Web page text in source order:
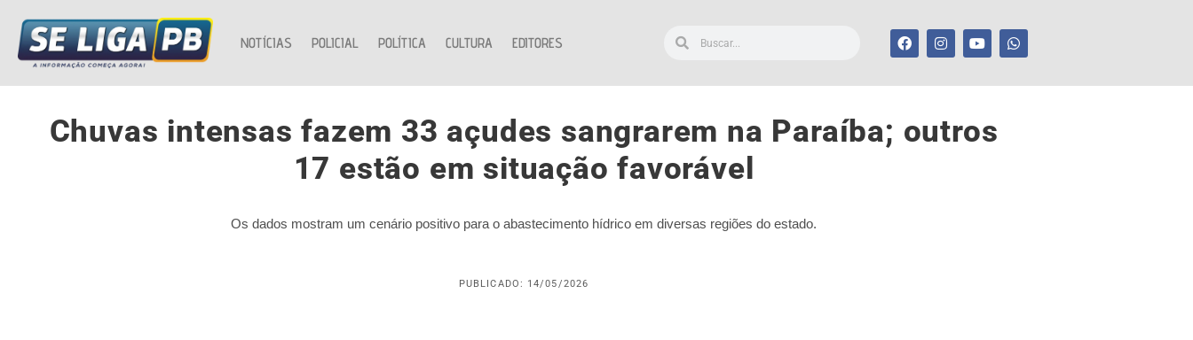
NOTÍCIAS POLICIAL POLÍTICA CULTURA EDITORES
Chuvas intensas fazem 33 açudes sangrarem na Paraíba; outros
17 estão em situação favorável
Os dados mostram um cenário positivo para o abastecimento hídrico em diversas regiões do estado.
PUBLICADO: 14/05/2026